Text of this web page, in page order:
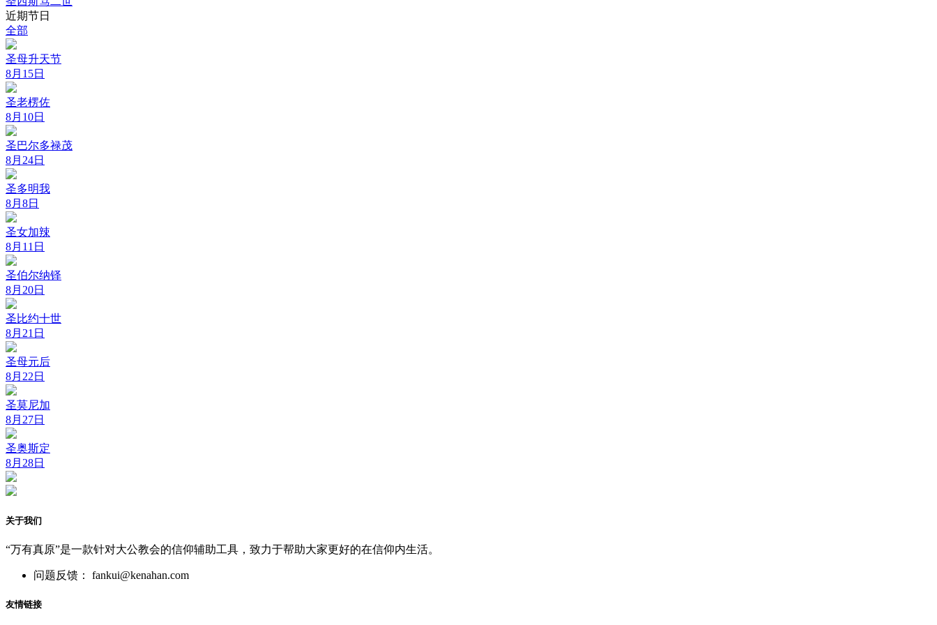
近期节日
全部
圣母升天节
8月15日
圣老楞佐
8月10日
圣巴尔多禄茂
8月24日
圣多明我
8月8日
圣女加辣
8月11日
圣伯尔纳铎
8月20日
圣比约十世
8月21日
圣母元后
8月22日
圣莫尼加
8月27日
圣奥斯定
8月28日
关于我们
“万有真原”是一款针对大公教会的信仰辅助工具，致力于帮助大家更好的在信仰内生活。
问题反馈： fankui@kenahan.com
友情链接